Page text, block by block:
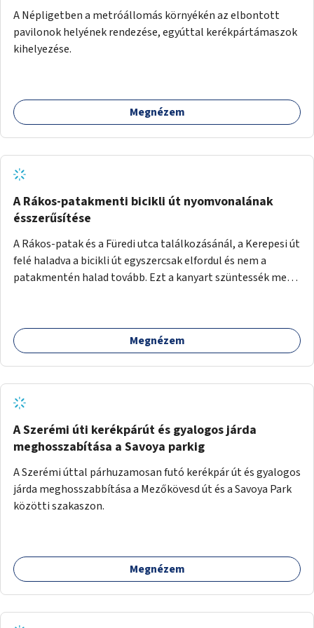
A Népligetben a metróállomás környékén az elbontott
pavilonok helyének rendezése, egyúttal kerékpártámaszok
kihelyezése.
Megnézem
A Rákos-patakmenti bicikli út nyomvonalának
ésszerűsítése
A Rákos-patak és a Füredi utca találkozásánál, a Kerepesi út
felé haladva a bicikli út egyszercsak elfordul és nem a
patakmentén halad tovább. Ezt a kanyart szüntessék meg
Megnézem
A Szerémi úti kerékpárút és gyalogos járda
meghosszabítása a Savoya parkig
A Szerémi úttal párhuzamosan futó kerékpár út és gyalogos
járda meghosszabbítása a Mezőkövesd út és a Savoya Park
közötti szakaszon.
Megnézem